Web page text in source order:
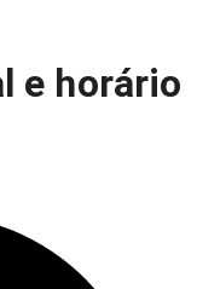
e horário